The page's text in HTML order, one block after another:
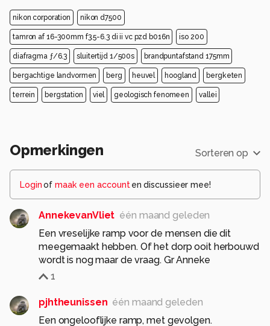
nikon corporation nikon d7500
tamron af 16-300mm f3.5-6.3 di ii vc pzd b016n iso 200
diafragma ƒ/6.3 sluitertijd 1/500s brandpuntafstand 175mm
bergachtige landvormen berg heuvel hoogland bergketen
terrein bergstation viel geologisch fenomeen vallei
Opmerkingen Sorteren op
Loginof maak een account en discussieer mee!
AnnekevanVliet één maand geleden
Een vreselijke ramp voor de mensen die dit
meegemaakt hebben. Of het dorp ooit herbouwd
wordt is nog maar de vraag. Gr Anneke
1
pjhtheunissen één maand geleden
Een ongelooflijke ramp, met gevolgen.